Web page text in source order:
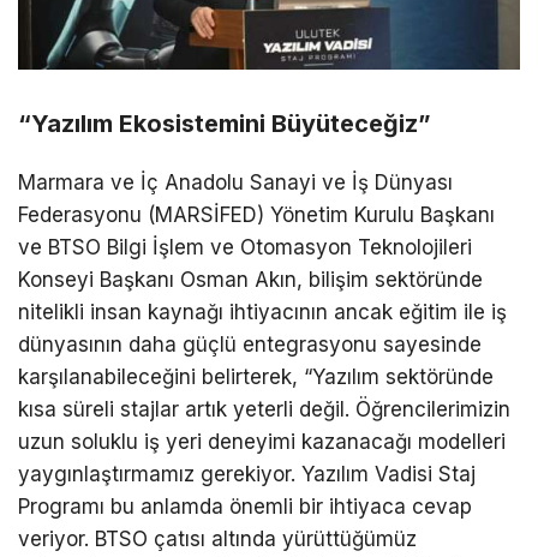
“Yazılım Ekosistemini Büyüteceğiz”
Marmara ve İç Anadolu Sanayi ve İş Dünyası
Federasyonu (MARSİFED) Yönetim Kurulu Başkanı
ve BTSO Bilgi İşlem ve Otomasyon Teknolojileri
Konseyi Başkanı Osman Akın, bilişim sektöründe
nitelikli insan kaynağı ihtiyacının ancak eğitim ile iş
dünyasının daha güçlü entegrasyonu sayesinde
karşılanabileceğini belirterek, “Yazılım sektöründe
kısa süreli stajlar artık yeterli değil. Öğrencilerimizin
uzun soluklu iş yeri deneyimi kazanacağı modelleri
yaygınlaştırmamız gerekiyor. Yazılım Vadisi Staj
Programı bu anlamda önemli bir ihtiyaca cevap
veriyor. BTSO çatısı altında yürüttüğümüz